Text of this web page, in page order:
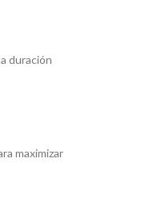
duración
maximizar